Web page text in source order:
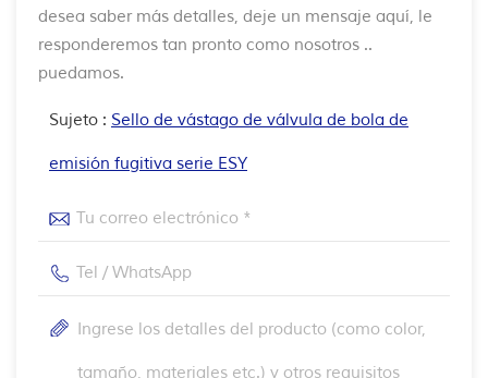
desea saber más detalles, deje un mensaje aquí, le
responderemos tan pronto como nosotros ..
puedamos.
Sujeto : Sello de vástago de válvula de bola de
emisión fugitiva serie ESY